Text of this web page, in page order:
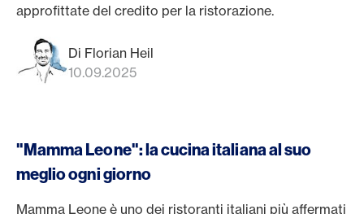
approfittate del credito per la ristorazione.
Di Florian Heil
10.09.2025
"Mamma Leone": la cucina italiana al suo
meglio ogni giorno
Mamma Leone è uno dei ristoranti italiani più affermati